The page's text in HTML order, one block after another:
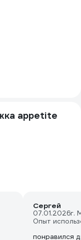
appetite
Сергей
07.01.2026г.
Опыт
понравился